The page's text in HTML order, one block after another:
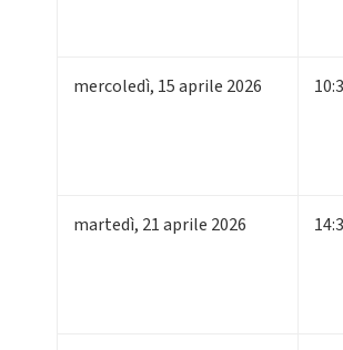
mercoledì, 15aprile 2026
martedì, 21aprile 2026